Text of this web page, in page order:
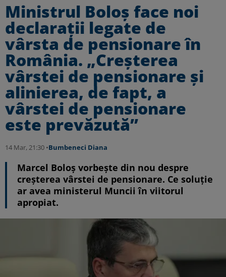
Ministrul Boloș face noi
declarații legate de
vârsta de pensionare în
România. „Creșterea
vârstei de pensionare și
alinierea, de fapt, a
vârstei de pensionare
este prevăzută”
14 Mar, 21:30 •Bumbeneci Diana
Marcel Boloş vorbește din nou despre
creşterea vârstei de pensionare. Ce soluție
ar avea ministerul Muncii în viitorul
apropiat.